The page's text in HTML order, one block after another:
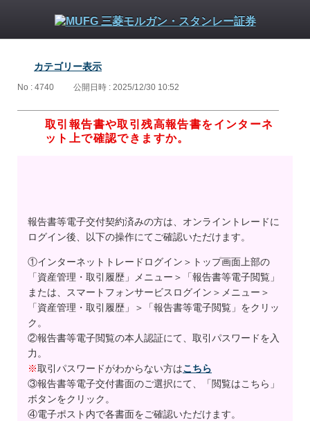
カテゴリー表示
No : 4740 公開日時 : 2025/12/30 10:52
取引報告書や取引残高報告書をインターネ
ット上で確認できますか。
報告書等電子交付契約済みの方は、オンライントレードに
ログイン後、以下の操作にてご確認いただけます。
①インターネットトレードログイン＞トップ画面上部の
「資産管理・取引履歴」メニュー＞「報告書等電子閲覧」
または、スマートフォンサービスログイン＞メニュー＞
「資産管理・取引履歴」＞「報告書等電子閲覧」をクリッ
ク。
②報告書等電子閲覧の本人認証にて、取引パスワードを入
力。
※取引パスワードがわからない方はこちら
③報告書等電子交付書面のご選択にて、「閲覧はこちら」
ボタンをクリック。
④電子ポスト内で各書面をご確認いただけます。